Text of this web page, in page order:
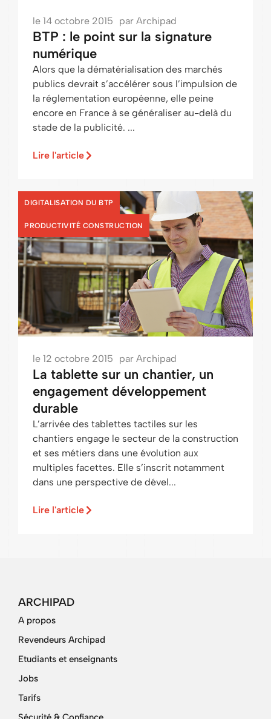
le 14 octobre 2015 par Archipad
BTP : le point sur la signature
numérique
Alors que la dématérialisation des marchés
publics devrait s’accélérer sous l’impulsion de
la réglementation européenne, elle peine
encore en France à se généraliser au-delà du
stade de la publicité. ...
Lire l'article
DIGITALISATION DU BTP ,
PRODUCTIVITÉ CONSTRUCTION
le 12 octobre 2015 par Archipad
La tablette sur un chantier, un
engagement développement
durable
L’arrivée des tablettes tactiles sur les
chantiers engage le secteur de la construction
et ses métiers dans une évolution aux
multiples facettes. Elle s’inscrit notamment
dans une perspective de dével...
Lire l'article
ARCHIPAD
A propos
Revendeurs Archipad
Etudiants et enseignants
Jobs
Tarifs